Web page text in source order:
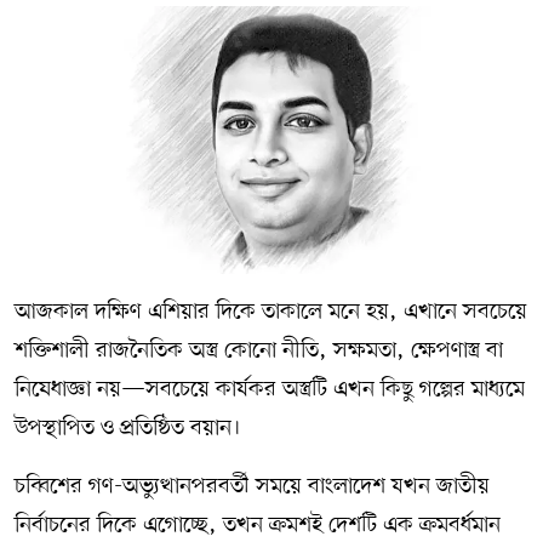
আজকাল দক্ষিণ এশিয়ার দিকে তাকালে মনে হয়, এখানে সবচেয়ে
শক্তিশালী রাজনৈতিক অস্ত্র কোনো নীতি, সক্ষমতা, ক্ষেপণাস্ত্র বা
নিষেধাজ্ঞা নয়—সবচেয়ে কার্যকর অস্ত্রটি এখন কিছু গল্পের মাধ্যমে
উপস্থাপিত ও প্রতিষ্ঠিত বয়ান।
চব্বিশের গণ-অভ্যুত্থানপরবর্তী সময়ে বাংলাদেশ যখন জাতীয়
নির্বাচনের দিকে এগোচ্ছে, তখন ক্রমশই দেশটি এক ক্রমবর্ধমান